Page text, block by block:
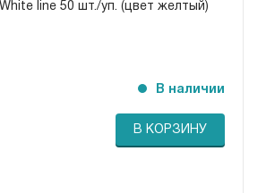
line 50 шт./уп. (цвет желтый)
В наличии
В КОРЗИНУ